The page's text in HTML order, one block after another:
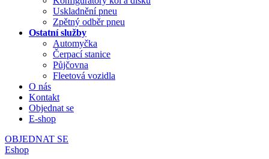
Uskladnění pneu
Zpětný odběr pneu
Ostatní služby
Automyčka
Čerpací stanice
Půjčovna
Fleetová vozidla
O nás
Kontakt
Objednat se
E-shop
OBJEDNAT SE
Eshop